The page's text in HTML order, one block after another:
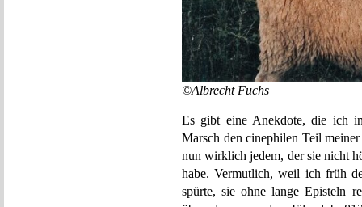
©Albrecht Fuchs
Es gibt eine Anekdote, die ich
Marsch den cinephilen Teil
nun wirklich jedem, der sie nicht
habe. Vermutlich, weil ich früh
spürte, sie ohne lange Episteln